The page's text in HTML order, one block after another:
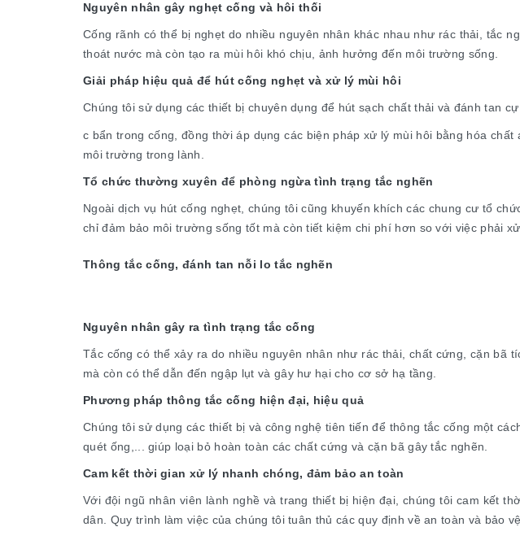
Nguyên nhân gây nghẹt cống và hôi thối
Cống rãnh có thể bị nghẹt do nhiều nguyên nhân khác nhau như rác thải, tắc
thoát nước mà còn tạo ra mùi hôi khó chịu, ảnh hưởng đến môi trường sống.
Giải pháp hiệu quả để hút cống nghẹt và xử lý mùi hôi
Chúng tôi sử dụng các thiết bị chuyên dụng để hút sạch chất thải và đánh tan cự
c bẩn trong cống, đồng thời áp dụng các biện pháp xử lý mùi hôi bằng hóa
môi trường trong lành.
Tổ chức thường xuyên để phòng ngừa tình trạng tắc nghẽn
Ngoài dịch vụ hút cống nghẹt, chúng tôi cũng khuyến khích các chung cư tổ
chỉ đảm bảo môi trường sống tốt mà còn tiết kiệm chi phí hơn so với việc phải
Thông tắc cống, đánh tan nỗi lo tắc nghẽn
Nguyên nhân gây ra tình trạng tắc cống
Tắc cống có thể xảy ra do nhiều nguyên nhân như rác thải, chất cứng, cặn
mà còn có thể dẫn đến ngập lụt và gây hư hại cho cơ sở hạ tầng.
Phương pháp thông tắc cống hiện đại, hiệu quả
Chúng tôi sử dụng các thiết bị và công nghệ tiên tiến để thông tắc cống một
quét ống,... giúp loại bỏ hoàn toàn các chất cứng và cặn bã gây tắc nghẽn.
Cam kết thời gian xử lý nhanh chóng, đảm bảo an toàn
Với đội ngũ nhân viên lành nghề và trang thiết bị hiện đại, chúng tôi cam kết
dân. Quy trình làm việc của chúng tôi tuân thủ các quy định về an toàn và bảo